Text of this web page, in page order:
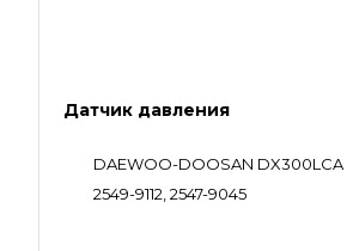
Датчик давления
DAEWOO-DOOSAN DX300LCA
2549-9112, 2547-9045